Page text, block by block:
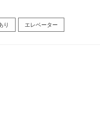
り エレベーター